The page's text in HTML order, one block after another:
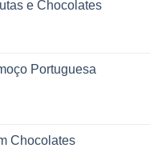
e Chocolates
Portuguesa
Chocolates